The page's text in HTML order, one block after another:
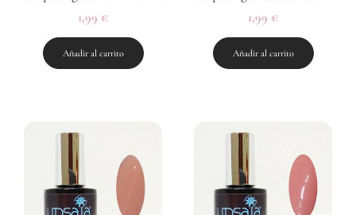
1,99 €
Añadir al carrito
1,99 €
Añadir al carrito